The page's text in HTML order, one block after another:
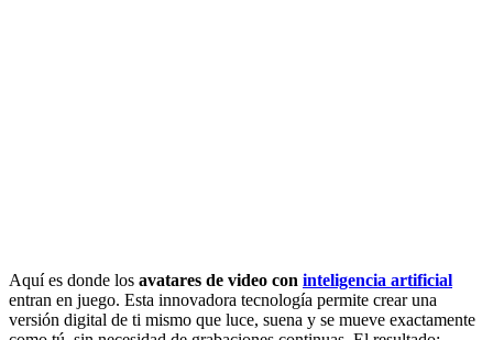
Aquí es donde los avatares de video con inteligencia artificial
entran en juego. Esta innovadora tecnología permite crear una
versión digital de ti mismo que luce, suena y se mueve exactamente